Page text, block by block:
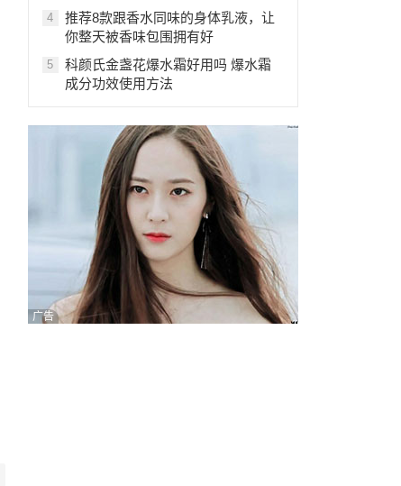
4
推荐8款跟香水同味的身体乳液，让
你整天被香味包围拥有好
5
科颜氏金盏花爆水霜好用吗 爆水霜
成分功效使用方法
广告